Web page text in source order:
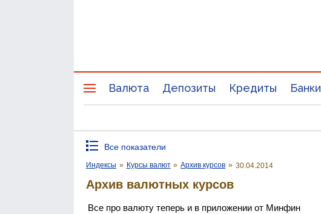
Валюта Депозиты Кредиты Банки
Все показатели
Индексы » Курсы валют » Архив курсов » 30.04.2014
Архив валютных курсов
Все про валюту теперь и в приложении от Минфин